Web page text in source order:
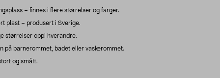
– finnes i flere størrelser og farger.
plast – produsert i Sverige.
størrelser oppi hverandre.
på barnerommet, badet eller vaskerommet.
og smått.